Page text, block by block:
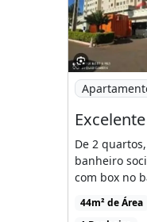
externos para
por câmeras
Imagem:
De 2
banheiro
com box no
proteção
44m² de Área